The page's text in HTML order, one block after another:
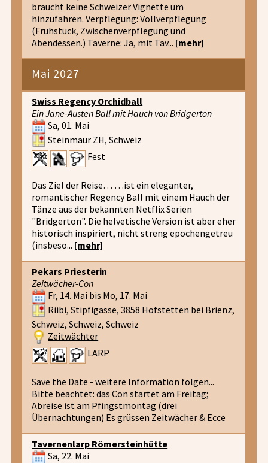
braucht keine Schweizer Vignette um
hinzufahren. Verpflegung: Vollverpflegung
(Frühstück, Zwischenverpflegung und
Abendessen.) Taverne: Ja, mit Tav... [mehr]
Mai 2027
Swiss Regency Orchidball
Ein Jane-Austen Ball mit Hauch von Bridgerton
Sa, 01. Mai
Steinmaur ZH, Schweiz
Fest
Das Ziel der Reise… …ist ein eleganter,
romantischer Regency Ball mit einem Hauch der
Tänze aus der bekannten Netflix Serien
"Bridgerton". Die helvetische Version ist aber eher
historisch inspiriert, nicht streng epochengetreu
(insbeso... [mehr]
Pekars Priesterin
Zeitwächer-Con
Fr, 14. Mai bis Mo, 17. Mai
Riibi, Stipfigasse, 3858 Hofstetten bei Brienz,
Schweiz, Schweiz, Schweiz
Zeitwächter
LARP
Save the Date - weitere Information folgen...
Bitte beachtet: das Con startet am Freitag;
Abreise ist am Pfingstmontag (drei
Übernachtungen) Es grüssen Zeitwächer & Ecce
Tavernenlarp Römersteinhütte
Sa, 22. Mai